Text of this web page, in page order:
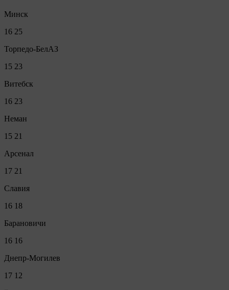
Минск
16 25
Торпедо-БелАЗ
15 23
Витебск
16 23
Неман
15 21
Арсенал
17 21
Славия
16 18
Барановичи
16 16
Днепр-Могилев
17 12